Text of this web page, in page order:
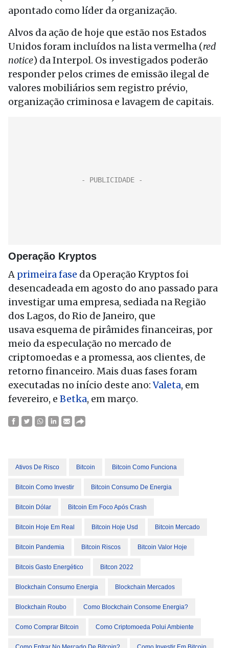
apontado como líder da organização.
Alvos da ação de hoje que estão nos Estados
Unidos foram incluídos na lista vermelha (red
notice) da Interpol. Os investigados poderão
responder pelos crimes de emissão ilegal de
valores mobiliários sem registro prévio,
organização criminosa e lavagem de capitais.
Operação Kryptos
A primeira fase da Operação Kryptos foi
desencadeada em agosto do ano passado para
investigar uma empresa, sediada na Região
dos Lagos, do Rio de Janeiro, que
usava esquema de pirâmides financeiras, por
meio da especulação no mercado de
criptomoedas e a promessa, aos clientes, de
retorno financeiro. Mais duas fases foram
executadas no início deste ano:Valeta, em
fevereiro, e Betka, em março.
Ativos De Risco Bitcoin Bitcoin Como Funciona
Bitcoin Como Investir Bitcoin Consumo De Energia
Bitcoin Dólar Bitcoin Em Foco Após Crash
Bitcoin Hoje Em Real Bitcoin Hoje Usd Bitcoin Mercado
Bitcoin Pandemia Bitcoin Riscos Bitcoin Valor Hoje
Bitcois Gasto Energético Bitcon 2022
Blockchain Consumo Energia Blockchain Mercados
Blockchain Roubo Como Blockchain Consome Energia?
Como Comprar Bitcoin Como Criptomoeda Polui Ambiente